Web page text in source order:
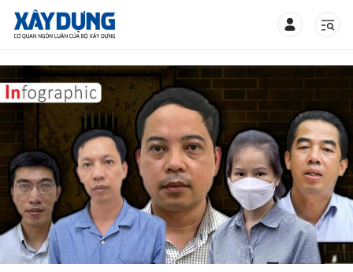
TIN BỘ XÂY DỰNG
CHUYÊN MỤC
Mới nhất
Thời sự